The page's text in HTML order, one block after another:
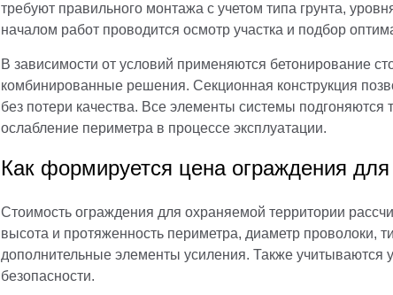
требуют правильного монтажа с учетом типа грунта,
началом работ проводится осмотр участка и подбор
В зависимости от условий применяются бетонирование
комбинированные решения. Секционная конструкция
без потери качества. Все элементы системы подгоняются
ослабление периметра в процессе эксплуатации.
Как формируется цена ограждения
Стоимость ограждения для охраняемой территории
высота и протяженность периметра, диаметр проволоки,
дополнительные элементы усиления. Также учитываются
безопасности.